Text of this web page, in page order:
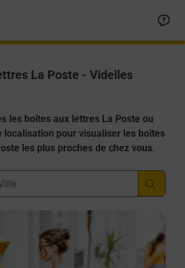
La Poste - Videlles
les boîtes aux lettres La Poste ou
localisation pour visualiser les boîtes
les plus proches de chez vous.
Code Postal